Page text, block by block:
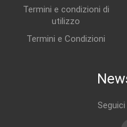
Termini e condizioni di
utilizzo
Termini e Condizioni